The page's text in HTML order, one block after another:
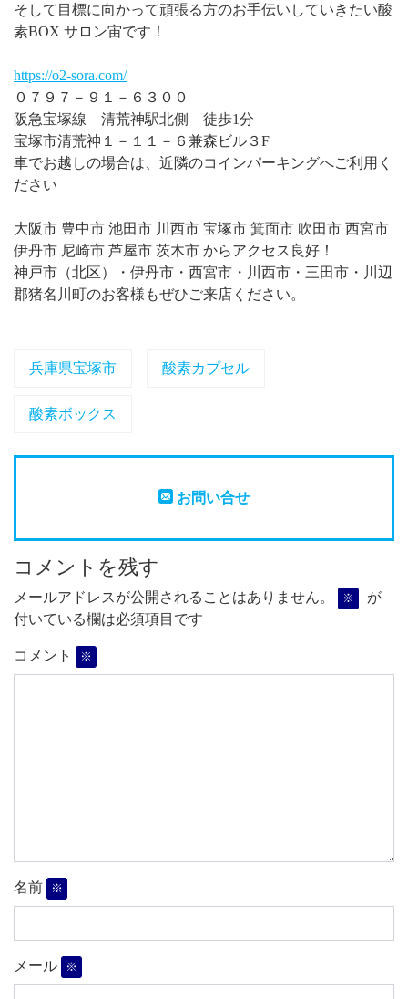
そして目標に向かって頑張る方のお手伝いしていきたい酸
素BOX サロン宙です！
https://o2-sora.com/
０７９７－９１－６３００
阪急宝塚線 清荒神駅北側 徒歩1分
宝塚市清荒神１－１１－６兼森ビル３F
車でお越しの場合は、近隣のコインパーキングへご利用く
ださい
大阪市 豊中市 池田市 川西市 宝塚市 箕面市 吹田市 西宮市
伊丹市 尼崎市 芦屋市 茨木市 からアクセス良好！
神戸市（北区）・伊丹市・西宮市・川西市・三田市・川辺
郡猪名川町のお客様もぜひご来店ください。
兵庫県宝塚市 酸素カプセル
酸素ボックス
お問い合せ
コメントを残す
メールアドレスが公開されることはありません。 ※
が
付いている欄は必須項目です
コメント ※
名前 ※
メール ※